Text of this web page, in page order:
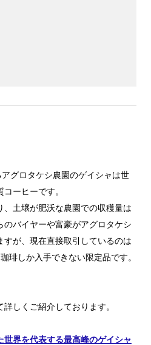
グロタケシ農園のゲイシャは世
ーヒーです。
土壌が肥沃な農園での収穫量は
のバイヤーや富豪がアグロタケシ
すが、現在直接取引しているのは
琲しか入手できない限定品です。
しくご紹介しております。
界を代表する最高峰のゲイシャ